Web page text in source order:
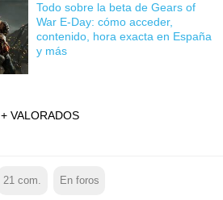
Todo sobre la beta de Gears of
War E-Day: cómo acceder,
contenido, hora exacta en España
y más
+ VALORADOS
21 com. En foros